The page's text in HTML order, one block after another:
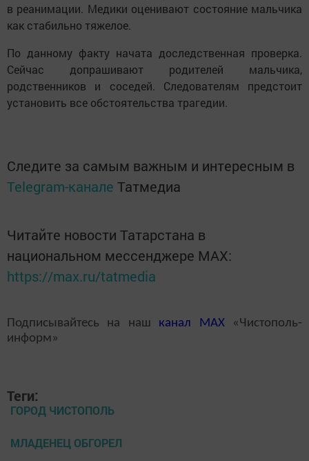
в реанимации. Медики оценивают состояние мальчика
как стабильно тяжелое.
По данному факту начата доследственная проверка.
Сейчас допрашивают родителей мальчика,
родственников и соседей. Следователям предстоит
установить все обстоятельства трагедии.
Следите за самым важным и интересным в
Telegram-канале Татмедиа
Читайте новости Татарстана в
национальном мессенджере MАХ:
https://max.ru/tatmedia
Подписывайтесь на наш канал MAX«Чистополь-
информ»
Теги:
ГОРОД ЧИСТОПОЛЬ
МЛАДЕНЕЦ ОБГОРЕЛ